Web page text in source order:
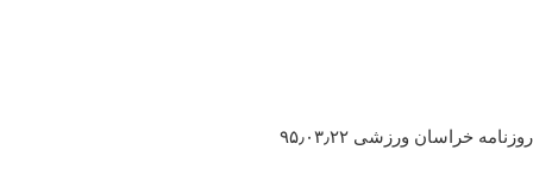
روزنامه خراسان ورزشی ۹۵٫۰۳٫۲۲